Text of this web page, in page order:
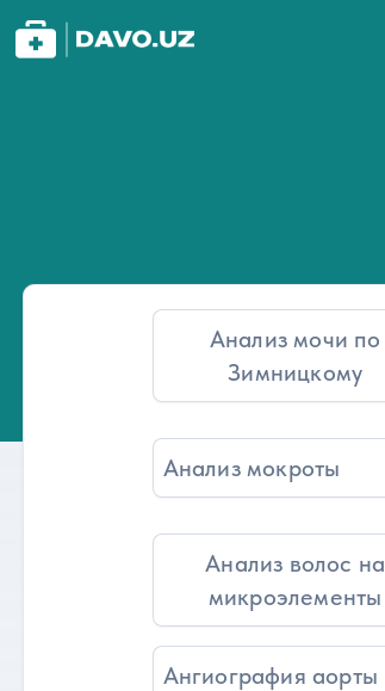
Анализ мочи по
Зимницкому
Анализ мокроты
Анализ волос на
микроэлементы
Ангиография аорты